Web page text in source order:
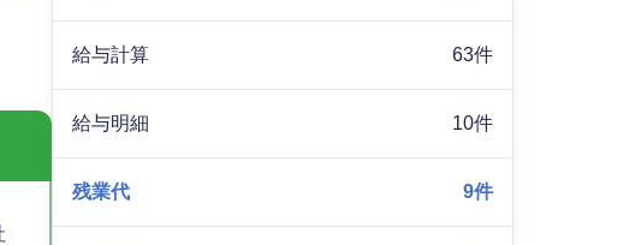
給与計算 63件
給与明細 10件
残業代 9件